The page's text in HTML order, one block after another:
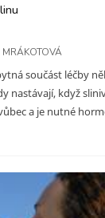
součást léčby
nastávají, když
a je nutné